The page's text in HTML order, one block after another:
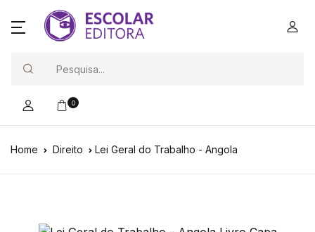
0
Home Direito Lei Geral do Trabalho - Angola